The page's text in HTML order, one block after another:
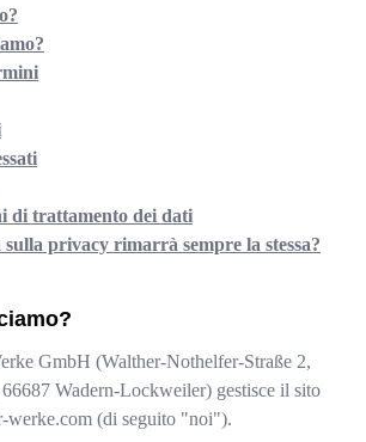
di trattamento dei dati
privacy rimarrà sempre la stessa?
GmbH (Walther-Nothelfer-Straße 2,
66687 Wadern-Lockweiler) gestisce il sito
werke.com (di seguito "noi").